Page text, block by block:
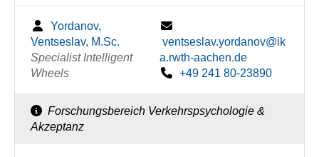
Yordanov,
Ventseslav, M.Sc.
Specialist Intelligent
Wheels
ventseslav.yordanov@ik
a.rwth-aachen.de
+49 241 80-23890
Forschungsbereich Verkehrspsychologie &
Akzeptanz